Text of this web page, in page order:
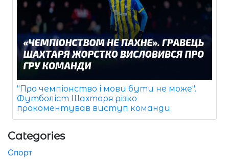
"Про чемпіонство і мови бути не може".
Футболіст Шахтаря різко
прокоментував виступ команди.
Categories
Спорт